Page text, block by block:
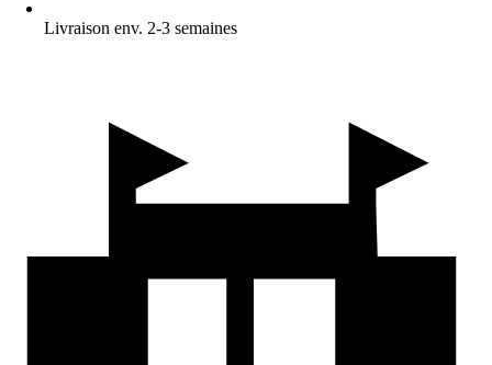
Livraison env. 2-3 semaines